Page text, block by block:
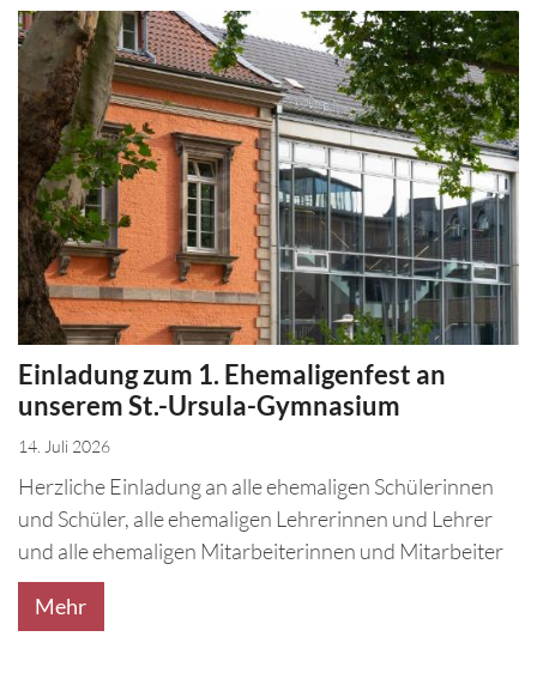
Einladung zum 1. Ehemaligenfest an
unserem St.-Ursula-Gymnasium
14. Juli 2026
Herzliche Einladung an alle ehemaligen Schülerinnen
und Schüler, alle ehemaligen Lehrerinnen und Lehrer
und alle ehemaligen Mitarbeiterinnen und Mitarbeiter
Mehr